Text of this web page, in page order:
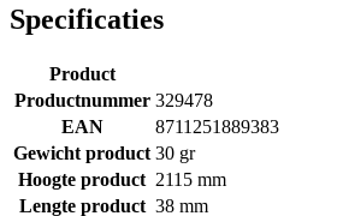
Specificaties
Product
Productnummer 329478
EAN
8711251889383
Gewicht product 30 gr
Hoogte product 2115 mm
Lengte product 38 mm